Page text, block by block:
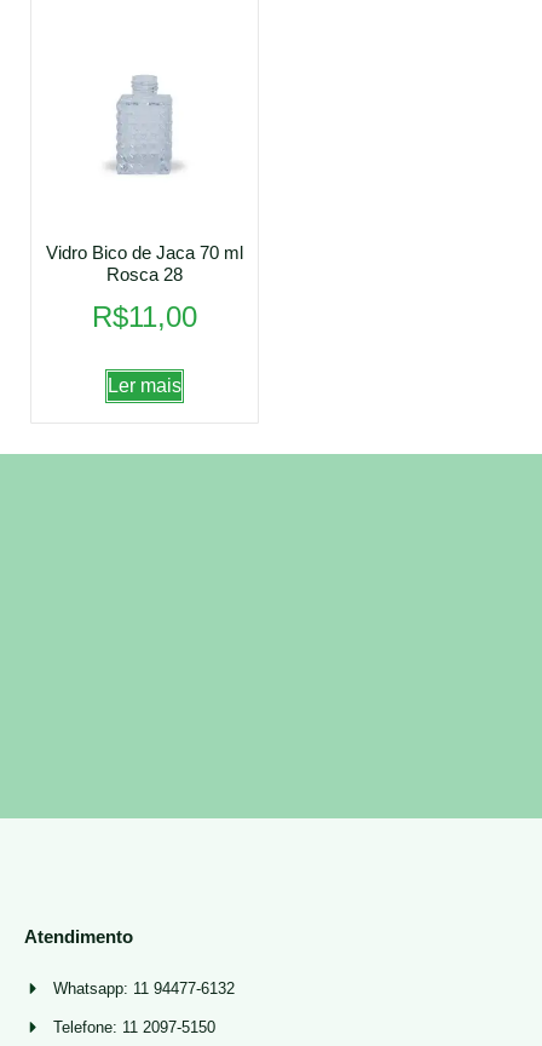
Vidro Bico de Jaca 70 ml
Rosca 28
R$11,00
Ler mais
Atendimento
Whatsapp: 11 94477-6132
Telefone: 11 2097-5150